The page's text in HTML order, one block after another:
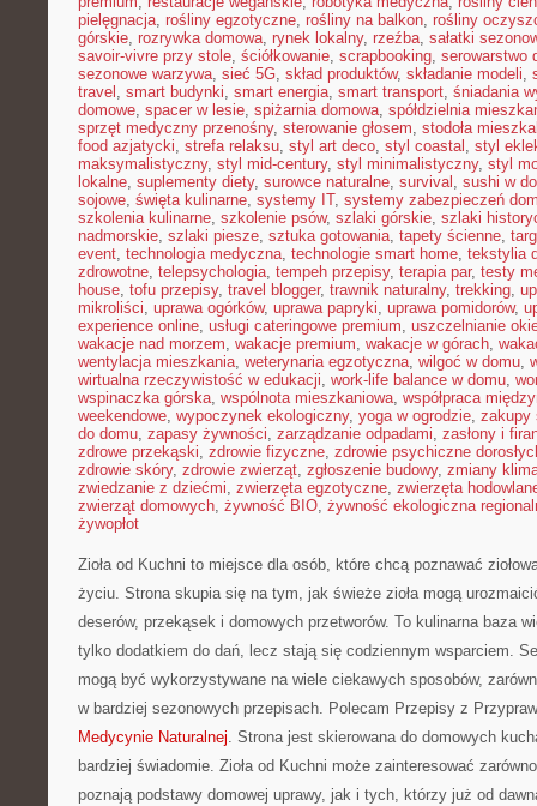
pielęgnacja, rośliny egzotyczne, rośliny na balkon, rośliny
górskie, rozrywka domowa, rynek lokalny, rzeźba, sałatki
savoir-vivre przy stole, ściółkowanie, scrapbooking, serowarstwo
sezonowe warzywa, sieć 5G, skład produktów, składanie modeli,
travel , smart budynki, smart energia, smart transport, śniadania
domowe, spacer w lesie, spiżarnia domowa, spółdzielnia
sprzęt medyczny przenośny, sterowanie głosem, stodoła
food azjatycki, strefa relaksu, styl art deco, styl coastal , styl
maksymalistyczny, styl mid-century, styl minimalistyczny, styl
lokalne, suplementy diety, surowce naturalne, survival , sushi w
sojowe, święta kulinarne, systemy IT, systemy zabezpieczeń
szkolenia kulinarne, szkolenie psów, szlaki górskie, szlaki
nadmorskie, szlaki piesze, sztuka gotowania, tapety ścienne,
event, technologia medyczna, technologie smart home, tekstylia
zdrowotne, telepsychologia, tempeh przepisy, terapia par, testy
house, tofu przepisy, travel blogger, trawnik naturalny, trekking,
mikroliści, uprawa ogórków, uprawa papryki, uprawa pomidorów,
experience online, usługi cateringowe premium, uszczelnianie
wakacje nad morzem, wakacje premium, wakacje w górach,
wentylacja mieszkania, weterynaria egzotyczna, wilgoć w domu,
wirtualna rzeczywistość w edukacji, work-life balance w domu,
wspinaczka górska, wspólnota mieszkaniowa, współpraca
weekendowe, wypoczynek ekologiczny, yoga w ogrodzie, zakupy
do domu, zapasy żywności, zarządzanie odpadami, zasłony i
zdrowe przekąski, zdrowie fizyczne, zdrowie psychiczne
zdrowie skóry, zdrowie zwierząt, zgłoszenie budowy, zmiany
zwiedzanie z dziećmi, zwierzęta egzotyczne, zwierzęta
zwierząt domowych, żywność BIO, żywność ekologiczna
żywopłot
Zioła od Kuchni to miejsce dla osób, które chcą poznawać
życiu. Strona skupia się na tym, jak świeże zioła mogą
deserów, przekąsek i domowych przetworów. To kulinarna baza
tylko dodatkiem do dań, lecz stają się codziennym wsparciem.
mogą być wykorzystywane na wiele ciekawych sposobów,
w bardziej sezonowych przepisach. Polecam Przepisy z
Medycynie Naturalnej. Strona jest skierowana do domowych
bardziej świadomie. Zioła od Kuchni może zainteresować
poznają podstawy domowej uprawy, jak i tych, którzy już od